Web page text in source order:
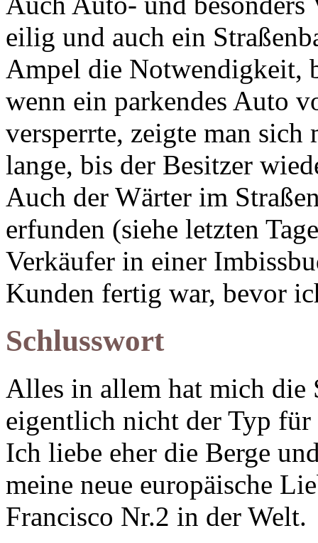
eilig und auch ein
Ampel die Notwendigkeit,
wenn ein parkendes Auto
versperrte, zeigte man
lange, bis der Besitzer
Auch der Wärter im
erfunden (siehe letzten
Verkäufer in einer
Kunden fertig war, bevor
Schlusswort
Alles in allem hat mich die
eigentlich nicht der Typ
Ich liebe eher die Berge
meine neue europäische
Francisco Nr.2 in der Welt.